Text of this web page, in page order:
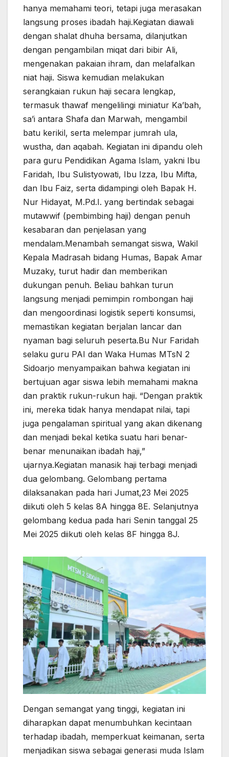
hanya memahami teori, tetapi juga merasakan
langsung proses ibadah haji.Kegiatan diawali
dengan shalat dhuha bersama, dilanjutkan
dengan pengambilan miqat dari bibir Ali,
mengenakan pakaian ihram, dan melafalkan
niat haji. Siswa kemudian melakukan
serangkaian rukun haji secara lengkap,
termasuk thawaf mengelilingi miniatur Ka’bah,
sa’i antara Shafa dan Marwah, mengambil
batu kerikil, serta melempar jumrah ula,
wustha, dan aqabah. Kegiatan ini dipandu oleh
para guru Pendidikan Agama Islam, yakni Ibu
Faridah, Ibu Sulistyowati, Ibu Izza, Ibu Mifta,
dan Ibu Faiz, serta didampingi oleh Bapak H.
Nur Hidayat, M.Pd.I. yang bertindak sebagai
mutawwif (pembimbing haji) dengan penuh
kesabaran dan penjelasan yang
mendalam.Menambah semangat siswa, Wakil
Kepala Madrasah bidang Humas, Bapak Amar
Muzaky, turut hadir dan memberikan
dukungan penuh. Beliau bahkan turun
langsung menjadi pemimpin rombongan haji
dan mengoordinasi logistik seperti konsumsi,
memastikan kegiatan berjalan lancar dan
nyaman bagi seluruh peserta.Bu Nur Faridah
selaku guru PAI dan Waka Humas MTsN 2
Sidoarjo menyampaikan bahwa kegiatan ini
bertujuan agar siswa lebih memahami makna
dan praktik rukun-rukun haji. “Dengan praktik
ini, mereka tidak hanya mendapat nilai, tapi
juga pengalaman spiritual yang akan dikenang
dan menjadi bekal ketika suatu hari benar-
benar menunaikan ibadah haji,”
ujarnya.Kegiatan manasik haji terbagi menjadi
dua gelombang. Gelombang pertama
dilaksanakan pada hari Jumat,23 Mei 2025
diikuti oleh 5 kelas 8A hingga 8E. Selanjutnya
gelombang kedua pada hari Senin tanggal 25
Mei 2025 diikuti oleh kelas 8F hingga 8J.
Dengan semangat yang tinggi, kegiatan ini
diharapkan dapat menumbuhkan kecintaan
terhadap ibadah, memperkuat keimanan, serta
menjadikan siswa sebagai generasi muda Islam